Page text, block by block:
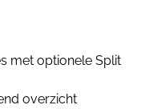
met optionele Split
overzicht